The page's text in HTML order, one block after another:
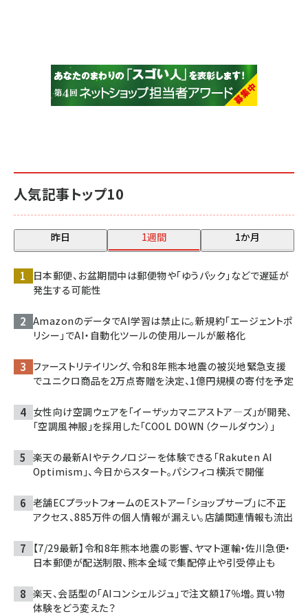
人気記事トップ10
昨日 1週間 1か月
日本郵便、お盆期間中は郵便物や「ゆうパック」などで遅延が
発生する可能性
AmazonのデータでAI学習は禁止に。新規約「エージェントポ
リシー」でAI・自動化ツールの使用ルールが厳格化
ファーストリテイリング、令和8年熊本地震の被災地緊急支援
でユニクロ商品を2万点寄贈を決定、1億円規模の寄付を予定
女性向け空調ウェアを「イーザッカマニアストア―ズ」が開発、
「空調風神服」を採用した「COOL DOWN（クールダウン）」
楽天の最新AIやテクノロジーを体験できる「Rakuten AI
Optimism」、今日からスタート。パシフィコ横浜で開催
老舗ECプラットフォームのEストアー「ショップサーブ」に不正
アクセス、885万件の個人情報が漏えい。店舗関連情報も流出
【7/29最新】令和8年熊本地震の影響、ヤマト運輸・佐川急便・
日本郵便が配送制限、熊本全域で集配停止や引受停止も
楽天、会話型の「AIコンシェルジュ」で注文額17％増。買い物
体験をどう変えた？